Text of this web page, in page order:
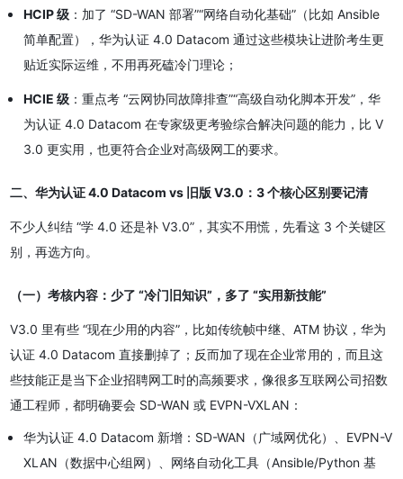
HCIP 级 ：加了 “SD-WAN 部署”“网络自动化基础”（比如 Ansible
简单配置），华为认证 4.0 Datacom 通过这些模块让进阶考生更
贴近实际运维，不用再死磕冷门理论；
HCIE 级 ：重点考 “云网协同故障排查”“高级自动化脚本开发”，华
为认证 4.0 Datacom 在专家级更考验综合解决问题的能力，比 V
3.0 更实用，也更符合企业对高级网工的要求。
二、华为认证 4.0 Datacom vs 旧版 V3.0：3 个核心区别要记清
不少人纠结 “学 4.0 还是补 V3.0”，其实不用慌，先看这 3 个关键区
别，再选方向。
（一）考核内容：少了 “冷门旧知识”，多了 “实用新技能”
V3.0 里有些 “现在少用的内容”，比如传统帧中继、ATM 协议，华为
认证 4.0 Datacom 直接删掉了；反而加了现在企业常用的，而且这
些技能正是当下企业招聘网工时的高频要求，像很多互联网公司招数
通工程师，都明确要会 SD-WAN 或 EVPN-VXLAN：
华为认证 4.0 Datacom 新增：SD-WAN（广域网优化）、EVPN-V
XLAN（数据中心组网）、网络自动化工具（Ansible/Python 基